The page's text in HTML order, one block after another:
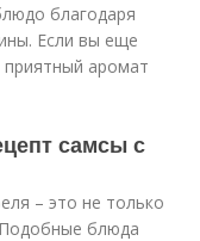
благодаря
Если вы еще
приятный аромат
самсы с
– это не только
блюда